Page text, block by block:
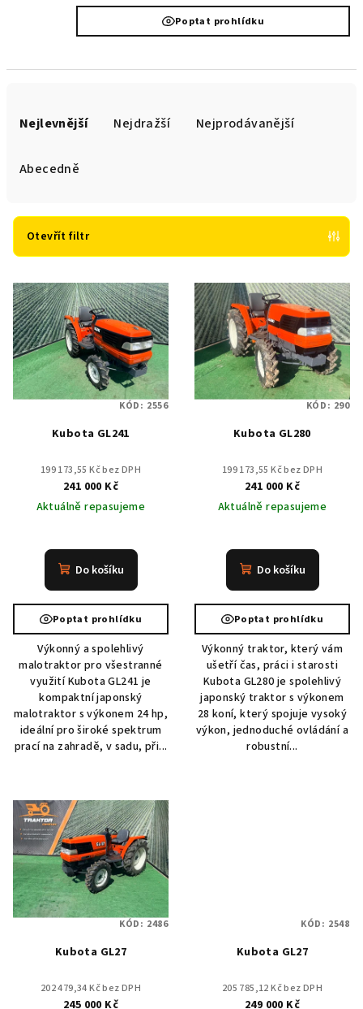
Poptat prohlídku
r
o
d
u
k
t
ů
Nejlevnější Nejdražší Nejprodávanější
Abecedně
Otevřít filtr
V
ý
p
s
p
Kubota GL241
199 173,55 Kč bez DPH
241 000 Kč
Aktuálně repasujeme
Do košíku
Poptat prohlídku
Výkonný a spolehlivý
malotraktor pro všestranné
využití Kubota GL241 je
kompaktní japonský
malotraktor s výkonem 24 hp,
ideální pro široké spektrum
prací na zahradě, v sadu, při...
KÓD: 2556
Kubota GL280
199 173,55 Kč bez DPH
241 000 Kč
Aktuálně repasujeme
Do košíku
Poptat prohlídku
Výkonný traktor, který vám
ušetří čas, práci i starosti
Kubota GL280 je spolehlivý
japonský traktor s výkonem
28 koní, který spojuje vysoký
výkon, jednoduché ovládání a
robustní...
KÓD: 290
Kubota GL27
202 479,34 Kč bez DPH
245 000 Kč
KÓD: 2486
Kubota GL27
205 785,12 Kč bez DPH
249 000 Kč
KÓD: 2548